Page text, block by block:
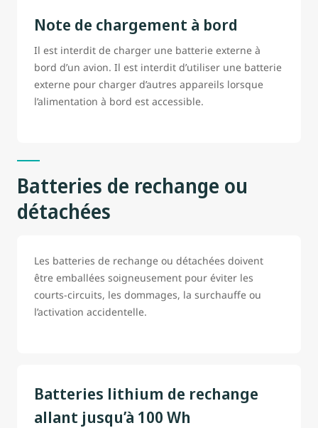
Note de chargement à bord
Il est interdit de charger une batterie externe à
bord d’un avion. Il est interdit d’utiliser une batterie
externe pour charger d’autres appareils lorsque
l’alimentation à bord est accessible.
Batteries de rechange ou
détachées
Les batteries de rechange ou détachées doivent
être emballées soigneusement pour éviter les
courts-circuits, les dommages, la surchauffe ou
l’activation accidentelle.
Batteries lithium de rechange
allant jusqu’à 100 Wh